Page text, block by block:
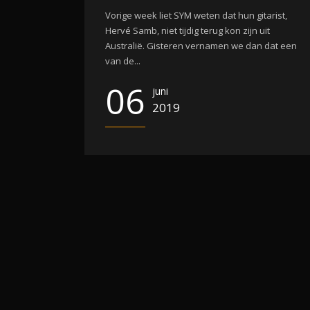
Vorige week liet SYM weten dat hun gitarist,
Hervé Samb, niet tijdig terug kon zijn uit
Australië. Gisteren vernamen we dan dat een
van de...
06 juni
2019